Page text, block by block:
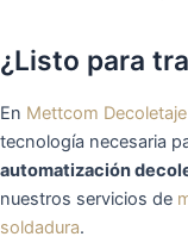
¿Listo para
En Mettcom Decoletaje
tecnología necesaria
automatización
nuestros servicios de
soldadura.